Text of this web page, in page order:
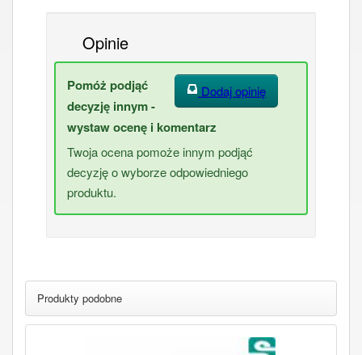
Opinie
Dodaj opinię
Pomóż podjąć
decyzję innym -
wystaw ocenę i komentarz
Twoja ocena pomoże innym podjąć
decyzję o wyborze odpowiedniego
produktu.
Produkty podobne